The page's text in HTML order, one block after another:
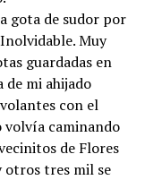
gota de sudor por
Muy
guardadas en
de mi ahijado
con el
volvía caminando
de Flores
otros tres mil se